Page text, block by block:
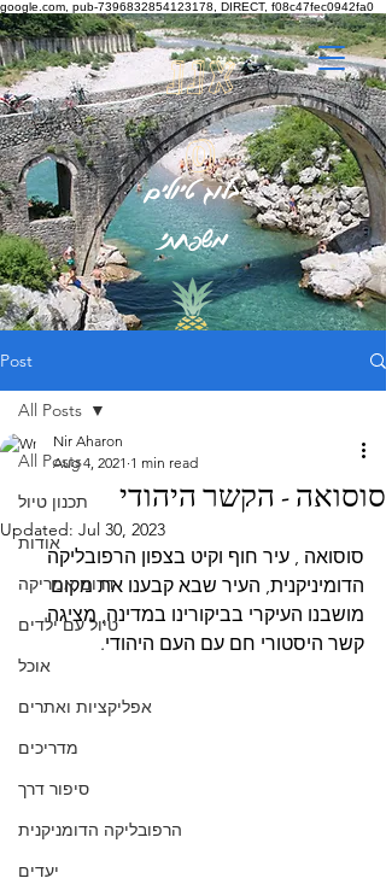
google.com, pub-7396832854123178, DIRECT, f08c47fec0942fa0
אננ
ס
בלוג טיולים
משפחתי
Post
All Posts
תכנון טיול
אודות
דרום אמריקה
טיול עם ילדים
אוכל
אפליקציות ואתרים
מדריכים
סיפור דרך
הרפובליקה הדומניקנית
יעדים
All Posts
סוסואה - הקשר היהודי
Nir Aharon
Aug 4, 2021 1 min read
Updated: Jul 30, 2023
סוסואה , עיר חוף וקיט בצפון הרפובליקה
הדומיניקנית, העיר שבא קבענו את מקום
מושבנו העיקרי בביקורינו במדינה, מציגה
קשר היסטורי חם עם העם היהודי.